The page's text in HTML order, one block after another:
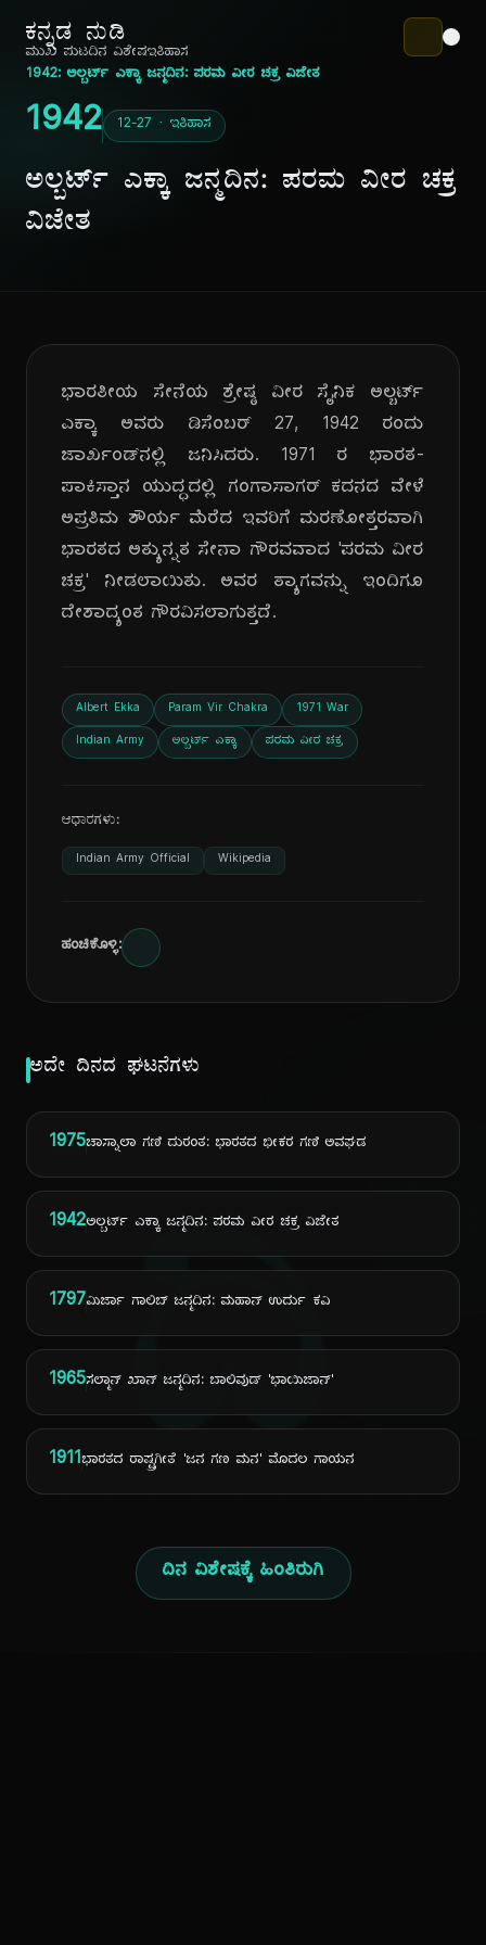
ಕನ್ನಡ ನುಡಿ
ದಿ
ಮುಖ ಪುಟದಿನ ವಿಶೇಷಇತಿಹಾಸ
1942: ಅಲ್ಬರ್ಟ್ ಎಕ್ಕಾ ಜನ್ಮದಿನ: ಪರಮ ವೀರ ಚಕ್ರ ವಿಜೇತ
1942 12-27 · ಇತಿಹಾಸ
ಅಲ್ಬರ್ಟ್ ಎಕ್ಕಾ ಜನ್ಮದಿನ: ಪರಮ ವೀರ ಚಕ್ರ
ವಿಜೇತ
ಭಾರತೀಯ ಸೇನೆಯ ಶ್ರೇಷ್ಠ ವೀರ ಸೈನಿಕ ಅಲ್ಬರ್ಟ್
ಎಕ್ಕಾ ಅವರು ಡಿಸೆಂಬರ್ 27, 1942 ರಂದು
ಜಾರ್ಖಂಡ್‌ನಲ್ಲಿ ಜನಿಸಿದರು. 1971 ರ ಭಾರತ-
ಪಾಕಿಸ್ತಾನ ಯುದ್ಧದಲ್ಲಿ ಗಂಗಾಸಾಗರ್ ಕದನದ ವೇಳೆ
ಅಪ್ರತಿಮ ಶೌರ್ಯ ಮೆರೆದ ಇವರಿಗೆ ಮರಣೋತ್ತರವಾಗಿ
ಭಾರತದ ಅತ್ಯುನ್ನತ ಸೇನಾ ಗೌರವವಾದ 'ಪರಮ ವೀರ
ಚಕ್ರ' ನೀಡಲಾಯಿತು. ಅವರ ತ್ಯಾಗವನ್ನು ಇಂದಿಗೂ
ದೇಶಾದ್ಯಂತ ಗೌರವಿಸಲಾಗುತ್ತದೆ.
Albert Ekka Param Vir Chakra 1971 War
Indian Army ಅಲ್ಬರ್ಟ್ ಎಕ್ಕಾ ಪರಮ ವೀರ ಚಕ್ರ
ಆಧಾರಗಳು:
Indian Army Official Wikipedia
ಹಂಚಿಕೊಳ್ಳಿ:
ಅದೇ ದಿನದ ಘಟನೆಗಳು
1975ಚಾಸ್ನಾಲಾ ಗಣಿ ದುರಂತ: ಭಾರತದ ಭೀಕರ ಗಣಿ ಅವಘಡ
1942ಅಲ್ಬರ್ಟ್ ಎಕ್ಕಾ ಜನ್ಮದಿನ: ಪರಮ ವೀರ ಚಕ್ರ ವಿಜೇತ
1797ಮಿರ್ಜಾ ಗಾಲಿಬ್ ಜನ್ಮದಿನ: ಮಹಾನ್ ಉರ್ದು ಕವಿ
1965ಸಲ್ಮಾನ್ ಖಾನ್ ಜನ್ಮದಿನ: ಬಾಲಿವುಡ್ 'ಭಾಯಿಜಾನ್'
1911ಭಾರತದ ರಾಷ್ಟ್ರಗೀತೆ 'ಜನ ಗಣ ಮನ' ಮೊದಲ ಗಾಯನ
ದಿನ ವಿಶೇಷಕ್ಕೆ ಹಿಂತಿರುಗಿ